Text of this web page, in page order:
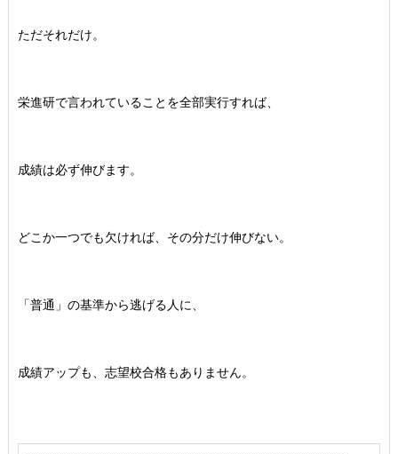
ただそれだけ。
栄進研で言われていることを全部実行すれば、
成績は必ず伸びます。
どこか一つでも欠ければ、その分だけ伸びない。
「普通」の基準から逃げる人に、
成績アップも、志望校合格もありません。